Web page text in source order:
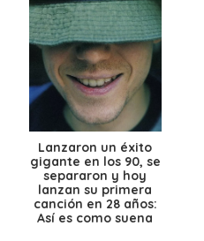
Lanzaron un éxito
gigante en los 90, se
separaron y hoy
lanzan su primera
canción en 28 años:
Así es como suena